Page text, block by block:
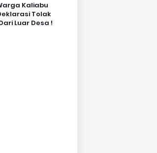
Kaliabu
Tolak
Luar Desa !